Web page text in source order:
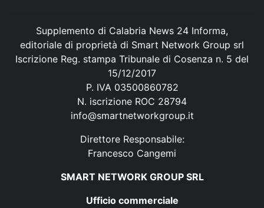
Supplemento di Calabria News 24 Informa,
editoriale di proprietà di Smart Network Group srl
Iscrizione Reg. stampa Tribunale di Cosenza n. 5 del
15/12/2017
P. IVA 03500860782
N. iscrizione ROC 28794
info@smartnetworkgroup.it
Direttore Responsabile:
Francesco Cangemi
SMART NETWORK GROUP SRL
Ufficio commerciale